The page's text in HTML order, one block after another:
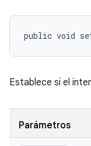
public void
Establece si el
Parámetros